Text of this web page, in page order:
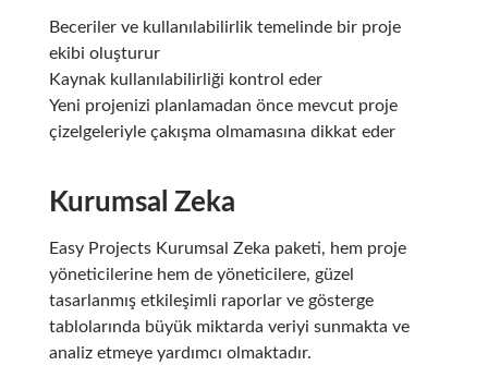
Beceriler ve kullanılabilirlik temelinde bir proje
ekibi oluşturur
Kaynak kullanılabilirliği kontrol eder
Yeni projenizi planlamadan önce mevcut proje
çizelgeleriyle çakışma olmamasına dikkat eder
Kurumsal Zeka
Easy Projects Kurumsal Zeka paketi, hem proje
yöneticilerine hem de yöneticilere, güzel
tasarlanmış etkileşimli raporlar ve gösterge
tablolarında büyük miktarda veriyi sunmakta ve
analiz etmeye yardımcı olmaktadır.